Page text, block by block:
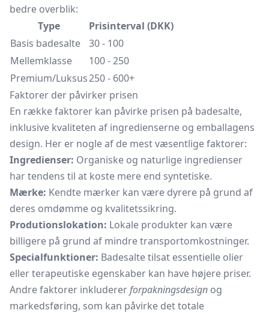
bedre overblik:
Type
Prisinterval (DKK)
Basis badesalte
30 - 100
Mellemklasse
100 - 250
Premium/Luksus250 - 600+
Faktorer der påvirker prisen
En række faktorer kan påvirke prisen på badesalte,
inklusive kvaliteten af ingredienserne og emballagens
design. Her er nogle af de mest væsentlige faktorer:
Ingredienser: Organiske og naturlige ingredienser
har tendens til at koste mere end syntetiske.
Mærke: Kendte mærker kan være dyrere på grund af
deres omdømme og kvalitetssikring.
Produtionslokation: Lokale produkter kan være
billigere på grund af mindre transportomkostninger.
Specialfunktioner: Badesalte tilsat essentielle olier
eller terapeutiske egenskaber kan have højere priser.
Andre faktorer inkludererforpakningsdesign og
markedsføring, som kan påvirke det totale